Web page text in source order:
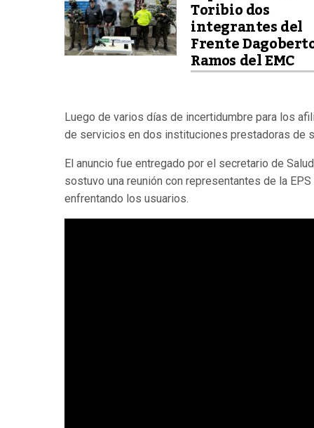
Toribio dos
integrantes del
Frente
Ramos del EMC
Luego de varios días de incertidumbre para los
de servicios en dos instituciones prestadoras de
El anuncio fue entregado por el secretario de
sostuvo una reunión con representantes de la
enfrentando los usuarios.